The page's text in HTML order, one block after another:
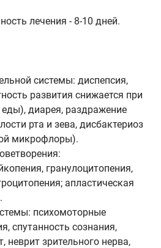
лечения - 8-10 дней.
системы: диспепсия,
развития снижается при
диарея, раздражение
рта и зева, дисбактериоз
микрофлоры).
гранулоцитопения,
апластическая
психомоторные
спутанность сознания,
неврит зрительного нерва,